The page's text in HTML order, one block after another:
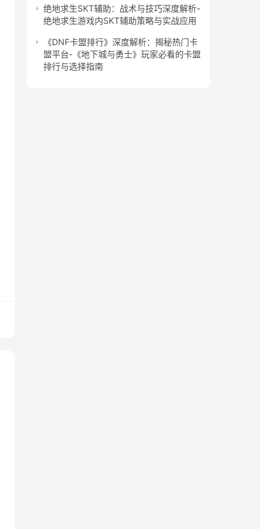
绝地求生SKT辅助：战术与技巧深度解析-
绝地求生游戏内SKT辅助策略与实战应用
《DNF卡盟排行》深度解析：揭秘热门卡
盟平台-《地下城与勇士》玩家必看的卡盟
排行与选择指南